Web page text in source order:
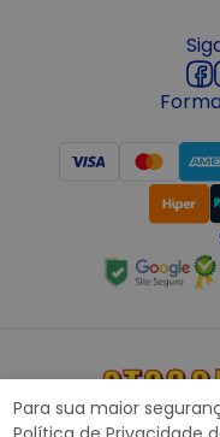
Para sua maior
Copyright © 2022